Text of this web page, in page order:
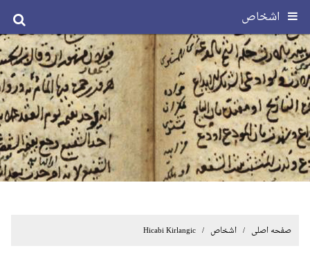
اشخاص
صفحه اصلی / اشخاص / Hicabi Kirlangic